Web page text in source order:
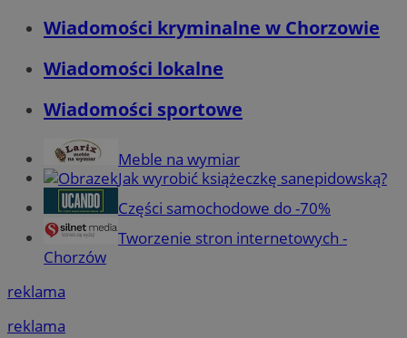
Wiadomości kryminalne w Chorzowie
Wiadomości lokalne
Wiadomości sportowe
Meble na wymiar
Jak wyrobić książeczkę sanepidowską?
Części samochodowe do -70%
Tworzenie stron internetowych -
Chorzów
reklama
reklama